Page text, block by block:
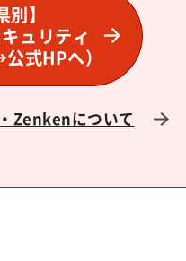
別】
ュリティ
公式HPへ）
Zenkenについて